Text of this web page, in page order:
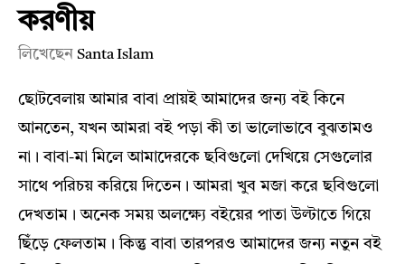
করণীয়
লিখেছেন Santa Islam
ছোটবেলায় আমার বাবা প্রায়ই আমাদের জন্য বই কিনে
আনতেন, যখন আমরা বই পড়া কী তা ভালোভাবে বুঝতামও
না। বাবা-মা মিলে আমাদেরকে ছবিগুলো দেখিয়ে সেগুলোর
সাথে পরিচয় করিয়ে দিতেন। আমরা খুব মজা করে ছবিগুলো
দেখতাম। অনেক সময় অলক্ষ্যে বইয়ের পাতা উল্টাতে গিয়ে
ছিঁড়ে ফেলতাম। কিন্তু বাবা তারপরও আমাদের জন্য নতুন বই